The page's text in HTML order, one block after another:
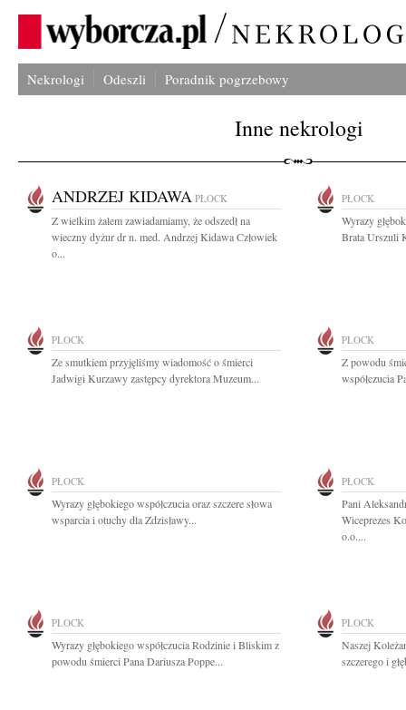
Nekrologi Odeszli Poradnik pogrzebowy
Inne nekrologi
ANDRZEJ KIDAWA PŁOCK
Z wielkim żalem zawiadamiamy, że odszedł na
wieczny dyżur dr n. med. Andrzej Kidawa Człowiek
o...
PŁOCK
Wyrazy
Brata Urszuli
PŁOCK
Ze smutkiem przyjęliśmy wiadomość o śmierci
Jadwigi Kurzawy zastępcy dyrektora Muzeum...
PŁOCK
Z powodu
współczucia
PŁOCK
Wyrazy głębokiego współczucia oraz szczere słowa
wsparcia i otuchy dla Zdzisławy...
PŁOCK
Pani
Wiceprezes
o.o....
PŁOCK
Wyrazy głębokiego współczucia Rodzinie i Bliskim z
powodu śmierci Pana Dariusza Poppe...
PŁOCK
Naszej
szczerego i